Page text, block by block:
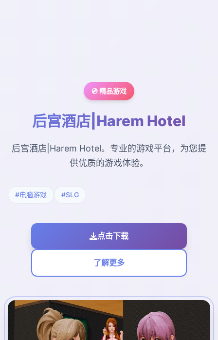
💿 精品游戏
后宫酒店|Harem Hotel
后宫酒店|Harem Hotel。专业的游戏平台，为您提
供优质的游戏体验。
#电脑游戏 #SLG
点击下载
了解更多